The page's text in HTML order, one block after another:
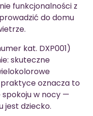
funkcjonalności z
do domu
kat. DXP001)
skuteczne
praktyce oznacza to
w nocy —
jest dziecko.